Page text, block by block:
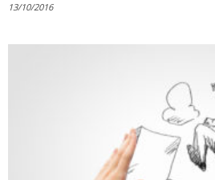
13/10/2016